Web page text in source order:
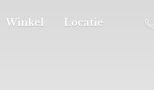
Winkel Locatie